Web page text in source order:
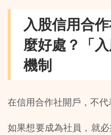
入股信用合
麼好處？「入
機制
在信用合作社開戶，不代
如果想要成為社員，就